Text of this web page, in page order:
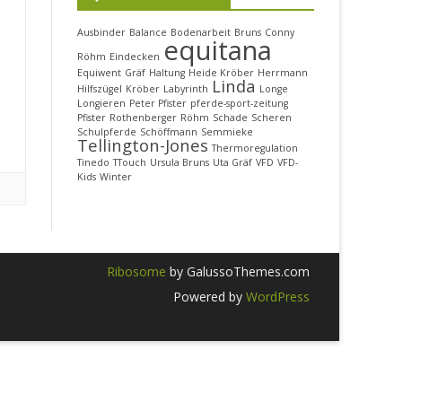
SAMSTAG, 11. MÄRZ
SONNTAG, 12. MÄRZ
MONTAG, 13. MÄRZ
DIENSTAG, 14. MÄRZ
MITTWOCH, 15. MÄRZ
WANN & WO
UNSERE STANDGEMEINSCHAFT
PROJEKTMITGLIEDER 2019
DAS WAR’S 2017
WANN & WO
UNSERE STANDGEMEINSCHAFT
PROJEKTMITGLIEDER 2017
Ausbinder Balance Bodenarbeit Bruns Conny
Röhm Eindecken equitana
Equiwent Gräf Haltung Heide Kröber Herrmann
Hilfszügel Kröber Labyrinth Linda Longe
Longieren Peter Pfister pferde-sport-zeitung
Pfister Rothenberger Röhm Schade Scheren
Schulpferde Schöffmann Semmieke
Tellington-Jones Thermoregulation
Tinedo TTouch Ursula Bruns Uta Gräf VFD VFD-
Kids Winter
Ribosome by GalussoThemes.com
Powered by WordPress